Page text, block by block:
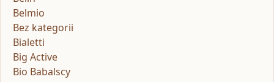
Belmio
Bez kategorii
Bialetti
Big Active
Bio Babalscy